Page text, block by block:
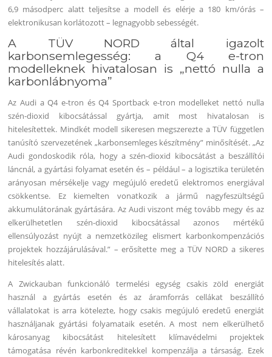
6,9 másodperc alatt teljesítse a modell és elérje a 180 km/órás –
elektronikusan korlátozott – legnagyobb sebességét.
A TÜV NORD által igazolt
karbonsemlegesség: a Q4 e-tron
modelleknek hivatalosan is „nettó nulla a
karbonlábnyoma”
Az Audi a Q4 e-tron és Q4 Sportback e-tron modelleket nettó nulla
szén-dioxid kibocsátással gyártja, amit most hivatalosan is
hitelesítettek. Mindkét modell sikeresen megszerezte a TÜV független
tanúsító szervezetének „karbonsemleges készítmény” minősítését. „Az
Audi gondoskodik róla, hogy a szén-dioxid kibocsátást a beszállítói
láncnál, a gyártási folyamat esetén és – például – a logisztika területén
arányosan mérsékelje vagy megújuló eredetű elektromos energiával
csökkentse. Ez kiemelten vonatkozik a jármű nagyfeszültségű
akkumulátorának gyártására. Az Audi viszont még tovább megy és az
elkerülhetetlen szén-dioxid kibocsátással azonos mértékű
ellensúlyozást nyújt a nemzetközileg elismert karbonkompenzációs
projektek hozzájárulásával.” – erősítette meg a TÜV NORD a sikeres
hitelesítés alatt.
A Zwickauban funkcionáló termelési egység csakis zöld energiát
használ a gyártás esetén és az áramforrás cellákat beszállító
vállalatokat is arra kötelezte, hogy csakis megújuló eredetű energiát
használjanak gyártási folyamataik esetén. A most nem elkerülhető
károsanyag kibocsátást hitelesített klímavédelmi projektek
támogatása révén karbonkreditekkel kompenzálja a társaság. Ezek